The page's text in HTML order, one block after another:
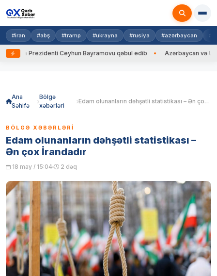
#iran #abş #tramp #ukrayna #rusiya #azərbaycan
Prezidenti Ceyhun Bayramovu qəbul edib Azərbaycan və
Ana
Səhifə
Bölgə
xəbərləri
Edam olunanların dəhşətli statistikası – Ən çox İrandadır
BÖLGƏ XƏBƏRLƏRI
Edam olunanların dəhşətli statistikası –
Ən çox İrandadır
18 may / 15:04 2 dəq